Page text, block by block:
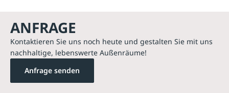
ANFRAGE
Kontaktieren Sie uns noch heute und gestalten Sie mit uns
nachhaltige, lebenswerte Außenräume!
Anfrage senden